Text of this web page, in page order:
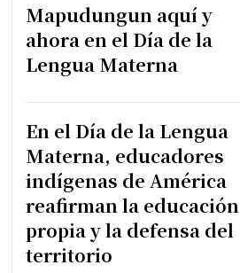
Mapudungun aquí y
ahora en el Día de la
Lengua Materna
En el Día de la Lengua
Materna, educadores
indígenas de América
reafirman la educación
propia y la defensa del
territorio